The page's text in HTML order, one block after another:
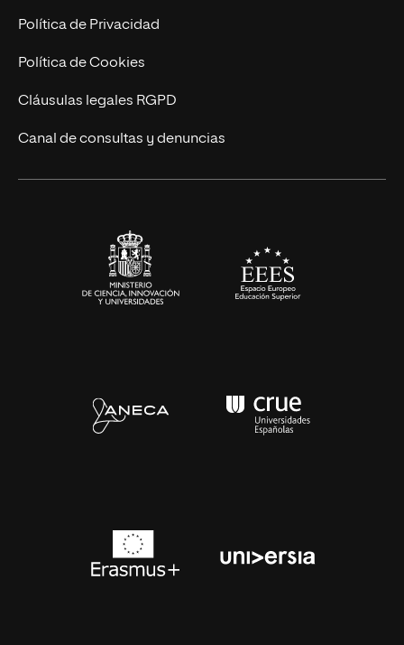
Marketing y Comunicación
Ingeniería
Diseño
Ciencias de la Salud
Política de Privacidad
Política de Cookies
Cláusulas legales RGPD
Canal de consultas y denuncias